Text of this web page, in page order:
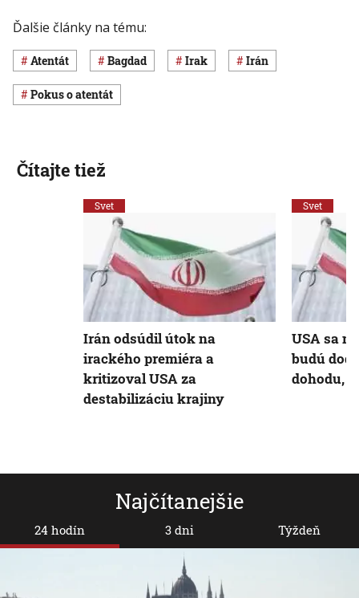
Ďalšie články na tému:
atentát Bagdad Irak Irán
pokus o atentát
Najčítanejšie
24 hodín 3 dni Týždeň
Čítajte tiež
Svet
Irán odsúdil útok na
irackého premiéra a
kritizoval USA za
destabilizáciu krajiny
Svet
USA sa
budú
dohodu,